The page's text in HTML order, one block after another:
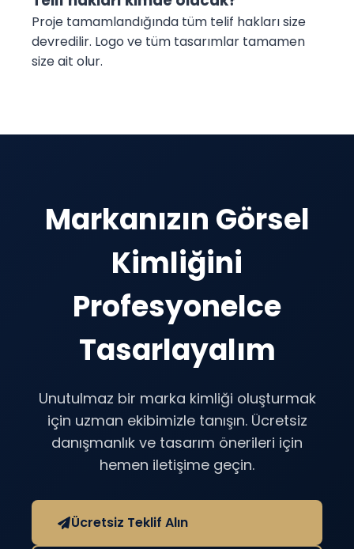
Proje tamamlandığında tüm telif hakları size
devredilir. Logo ve tüm tasarımlar tamamen
size ait olur.
Markanızın Görsel
Kimliğini
Profesyonelce
Tasarlayalım
Unutulmaz bir marka kimliği oluşturmak
için uzman ekibimizle tanışın. Ücretsiz
danışmanlık ve tasarım önerileri için
hemen iletişime geçin.
Ücretsiz Teklif Alın